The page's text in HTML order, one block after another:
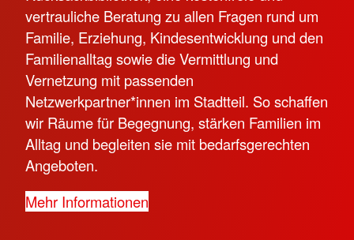
vertrauliche Beratung zu allen Fragen rund um
Familie, Erziehung, Kindesentwicklung und den
Familienalltag sowie die Vermittlung und
Vernetzung mit passenden
Netzwerkpartner*innen im Stadtteil. So schaffen
wir Räume für Begegnung, stärken Familien im
Alltag und begleiten sie mit bedarfsgerechten
Angeboten.
Mehr Informationen